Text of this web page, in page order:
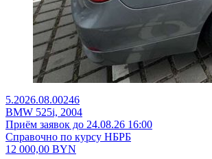
5.2026.08.00246
BMW 525i, 2004
Приём заявок до 24.08.26 16:00
Справочно по курсу НБРБ
12 000,00 BYN